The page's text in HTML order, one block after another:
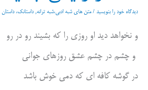
دیدگاه‌ خود را بنویسید /متن های شبه ادبی،شبه ترانه,داستانک، داستان
و نخواهد دید او روزی را که بشیند رو در رو
و چشم در چشم عشق روزهای جوانی
در گوشه کافه ای که دمی خوش باشد